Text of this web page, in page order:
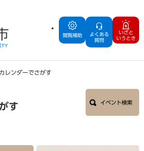
閲覧補助
よくある
質問
いざと
いうとき
カレンダーでさがす
す イベント検索